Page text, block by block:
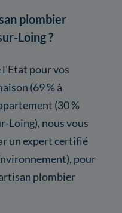
plombier
Loing ?
l'Etat pour vos
(69 % à
(30 %
Loing), nous vous
un expert certifié
pour
plombier